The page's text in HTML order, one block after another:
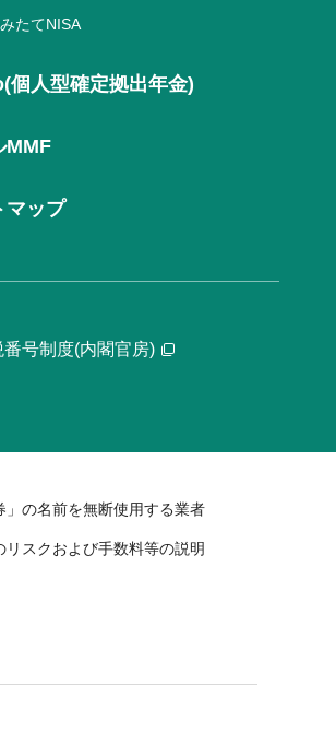
たてNISA
個人型確定拠出年金)
MMF
マップ
号制度(内閣官房)
」の名前を無断使用する業者
リスクおよび手数料等の説明